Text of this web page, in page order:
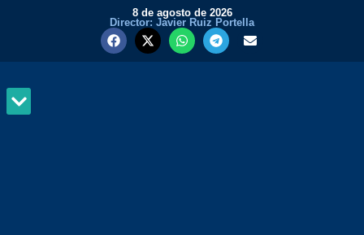
8 de agosto de 2026
Director: Javier Ruiz Portella